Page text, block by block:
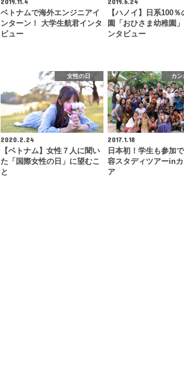
ベトナムで海外エンジニアイ
ンターン！ 大学生航君インタ
ビュー
【ハノイ】日系100％
園「おひさま幼稚園
ンタビュー
女性の日
2020.2.24
【ベトナム】女性７人に聞い
た「国際女性の日」に望むこ
と
カ
2017.1.18
日本初！学生も参加
容スタディツアーin
ア